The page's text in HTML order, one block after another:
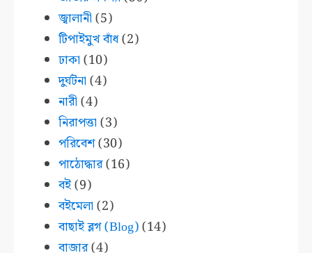
জ্বালানী (5)
টিপাইমুখ বাঁধ(2)
ঢাকা (10)
দুর্ঘটনা (4)
নারী (4)
নিরাপত্তা (3)
পরিবেশ(30)
পাঠোদ্ধার(16)
বই(9)
বইমেলা (2)
বাছাই ব্লগ (Blog)(14)
বাজার(4)